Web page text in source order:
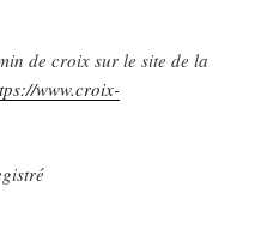
de croix sur le site de la
www.croix-